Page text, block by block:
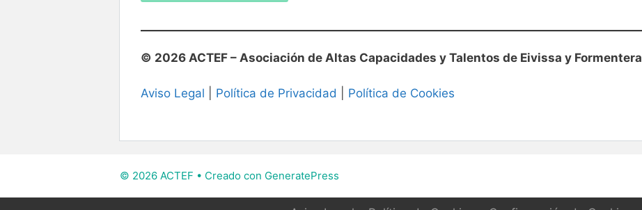
© 2026 ACTEF – Asociación de Altas Capacidades y Talentos de Eivissa y Formentera
Aviso Legal Política de Privacidad Política de Cookies
© 2026 ACTEF • Creado con GeneratePress